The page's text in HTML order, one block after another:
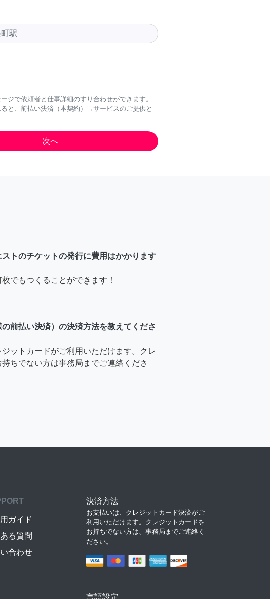
ジで依頼者と仕事詳細のすり合わせができます。
と、前払い決済（本契約）→サービスのご提供と
トのチケットの発行に費用はかかります
でもつくることができます！
前払い決済）の決済方法を教えてくださ
ットカードがご利用いただけます。クレ
ちでない方は事務局までご連絡くださ
ガイド
る質問
合わせ
決済方法
お支払いは、クレジットカード決済がご
利用いただけます。クレジットカードを
お持ちでない方は、事務局までご連絡く
ださい。
言語設定